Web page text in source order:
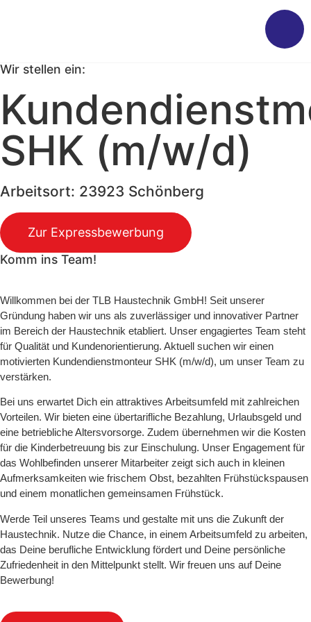
Wir stellen ein:
SHK (m/w/d)
Arbeitsort: 23923 Schönberg
Zur Expressbewerbung
Komm ins Team!
Willkommen bei der TLB Haustechnik GmbH! Seit unserer
Gründung haben wir uns als zuverlässiger und innovativer Partner
im Bereich der Haustechnik etabliert. Unser engagiertes Team steht
für Qualität und Kundenorientierung. Aktuell suchen wir einen
motivierten Kundendienstmonteur SHK (m/w/d), um unser Team zu
verstärken.
Bei uns erwartet Dich ein attraktives Arbeitsumfeld mit zahlreichen
Vorteilen. Wir bieten eine übertarifliche Bezahlung, Urlaubsgeld und
eine betriebliche Altersvorsorge. Zudem übernehmen wir die Kosten
für die Kinderbetreuung bis zur Einschulung. Unser Engagement für
das Wohlbefinden unserer Mitarbeiter zeigt sich auch in kleinen
Aufmerksamkeiten wie frischem Obst, bezahlten Frühstückspausen
und einem monatlichen gemeinsamen Frühstück.
Werde Teil unseres Teams und gestalte mit uns die Zukunft der
Haustechnik. Nutze die Chance, in einem Arbeitsumfeld zu arbeiten,
das Deine berufliche Entwicklung fördert und Deine persönliche
Zufriedenheit in den Mittelpunkt stellt. Wir freuen uns auf Deine
Bewerbung!